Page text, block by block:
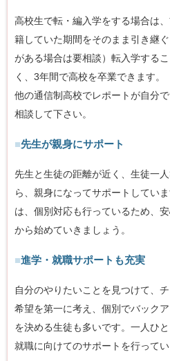
高校生で転・編入学をする場合は
籍していた期間をそのまま引き継
がある場合は要相談）転入学する
く、3年間で高校を卒業できます。
他の通信制高校でレポートが自分
相談して下さい。
■先生が親身にサポート
先生と生徒の距離が近く、生徒一
ら、親身になってサポートしてい
は、個別対応も行っているため、
から始めていきましょう。
■進学・就職サポートも充実
自分のやりたいことを見つけて、
希望を第一に考え、個別でバック
を決める生徒も多いです。一人ひ
就職に向けてのサポートを行ってい